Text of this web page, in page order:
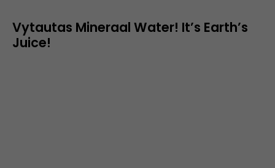
Vytautas Mineraal Water! It’s Earth’s
Juice!